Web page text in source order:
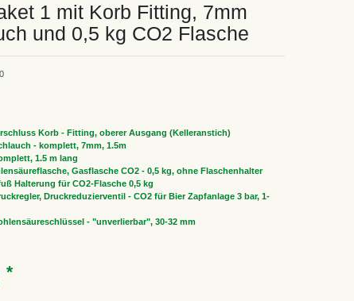
1 mit Korb Fitting, 7mm
und 0,5 kg CO2 Flasche
Korb - Fitting, oberer Ausgang (Kelleranstich)
- komplett, 7mm, 1.5m
1.5 m lang
Gasflasche CO2 - 0,5 kg, ohne Flaschenhalter
Halterung für CO2-Flasche 0,5 kg
Druckreduzierventil - CO2 für Bier Zapfanlage 3 bar, 1-
- "unverlierbar", 30-32 mm
*